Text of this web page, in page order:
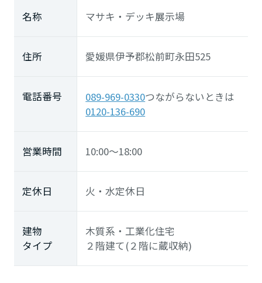
名称 マサキ・デッキ展示場
住所 愛媛県伊予郡松前町永田525
電話番号 089-969-0330つながらないときは
0120-136-690
営業時間 10:00～18:00
定休日 火・水定休日
建物
タイプ
木質系・工業化住宅
２階建て(２階に蔵収納)